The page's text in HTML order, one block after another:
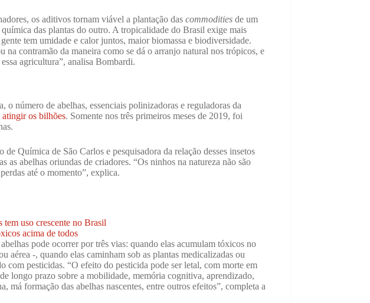
os aditivos tornam viável a plantação das commodities de um
das plantas do outro. A tropicalidade do Brasil exige mais
tem umidade e calor juntos, maior biomassa e biodiversidade.
na contramão da maneira como se dá o arranjo natural nos trópicos, e
agricultura”, analisa Bombardi.
o número de abelhas, essenciais polinizadoras e reguladoras da
os bilhões. Somente nos três primeiros meses de 2019, foi
Química de São Carlos e pesquisadora da relação desses insetos
as abelhas oriundas de criadores. “Os ninhos na natureza não são
até o momento”, explica.
uso crescente no Brasil
acima de todos
pode ocorrer por três vias: quando elas acumulam tóxicos no
aérea -, quando elas caminham sob as plantas medicalizadas ou
com pesticidas. “O efeito do pesticida pode ser letal, com morte em
longo prazo sobre a mobilidade, memória cognitiva, aprendizado,
má formação das abelhas nascentes, entre outros efeitos”, completa a